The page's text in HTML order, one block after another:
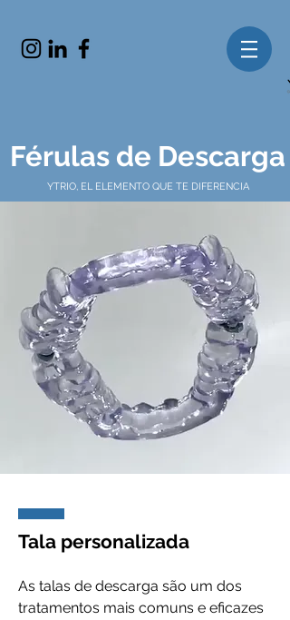
Férulas de Descarga
YTRIO, EL ELEMENTO QUE TE DIFERENCIA
Tala personalizada
As talas de descarga são um dos
tratamentos mais comuns e eficazes